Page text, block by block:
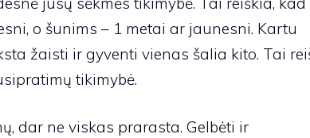
o šunims – 1 metai ar jaunesni. Kartu
žaisti ir gyventi vienas šalia kito. Tai
tikimybė.
dar ne viskas prarasta. Gelbėti ir